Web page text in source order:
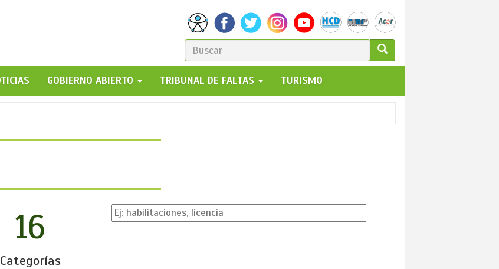
FORMULARIO
DE
BÚSQUEDA
GO!
GOBIERNO ABIERTO TRIBUNAL DE FALTAS TURISMO
16
Categorías